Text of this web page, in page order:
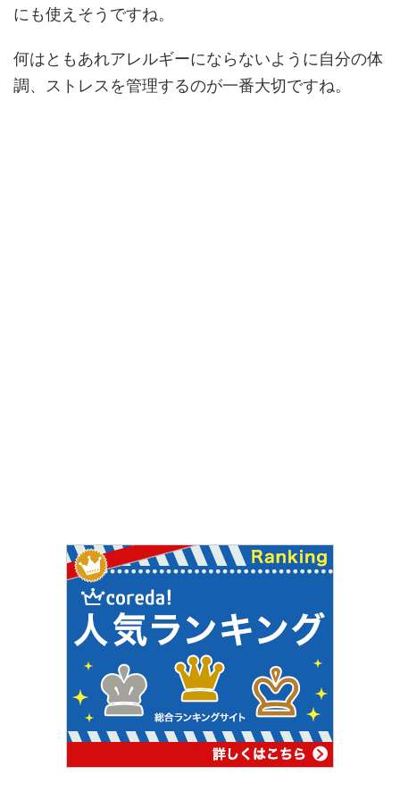
にも使えそうですね。
何はともあれアレルギーにならないように自分の体
調、ストレスを管理するのが一番大切ですね。